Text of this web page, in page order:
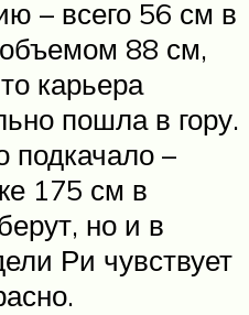
– всего 56 см в
88 см,
карьера
пошла в гору.
подкачало –
175 см в
но и в
Ри чувствует